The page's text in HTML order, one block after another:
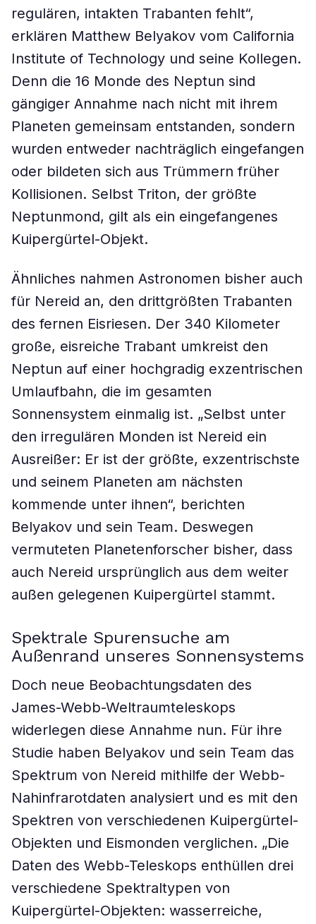
regulären, intakten Trabanten fehlt“,
erklären Matthew Belyakov vom California
Institute of Technology und seine Kollegen.
Denn die 16 Monde des Neptun sind
gängiger Annahme nach nicht mit ihrem
Planeten gemeinsam entstanden, sondern
wurden entweder nachträglich eingefangen
oder bildeten sich aus Trümmern früher
Kollisionen. Selbst Triton, der größte
Neptunmond, gilt als ein eingefangenes
Kuipergürtel-Objekt.
Ähnliches nahmen Astronomen bisher auch
für Nereid an, den drittgrößten Trabanten
des fernen Eisriesen. Der 340 Kilometer
große, eisreiche Trabant umkreist den
Neptun auf einer hochgradig exzentrischen
Umlaufbahn, die im gesamten
Sonnensystem einmalig ist. „Selbst unter
den irregulären Monden ist Nereid ein
Ausreißer: Er ist der größte, exzentrischste
und seinem Planeten am nächsten
kommende unter ihnen“, berichten
Belyakov und sein Team. Deswegen
vermuteten Planetenforscher bisher, dass
auch Nereid ursprünglich aus dem weiter
außen gelegenen Kuipergürtel stammt.
Spektrale Spurensuche am
Außenrand unseres Sonnensystems
Doch neue Beobachtungsdaten des
James-Webb-Weltraumteleskops
widerlegen diese Annahme nun. Für ihre
Studie haben Belyakov und sein Team das
Spektrum von Nereid mithilfe der Webb-
Nahinfrarotdaten analysiert und es mit den
Spektren von verschiedenen Kuipergürtel-
Objekten und Eismonden verglichen. „Die
Daten des Webb-Teleskops enthüllen drei
verschiedene Spektraltypen von
Kuipergürtel-Objekten: wasserreiche,